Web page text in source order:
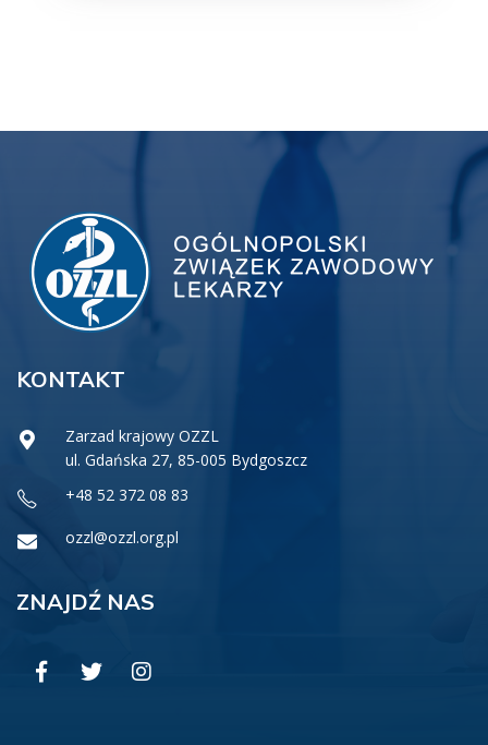
KONTAKT
Zarzad krajowy OZZL
ul. Gdańska 27, 85-005 Bydgoszcz
+48 52 372 08 83
ozzl@ozzl.org.pl
ZNAJDŹ NAS